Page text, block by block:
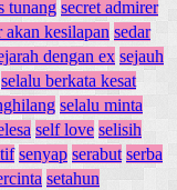
tunang secret admirer
akan kesilapan sedar
dengan ex sejauh
selalu berkata kesat
selalu minta
self love selisih
senyap serabut serba
setahun